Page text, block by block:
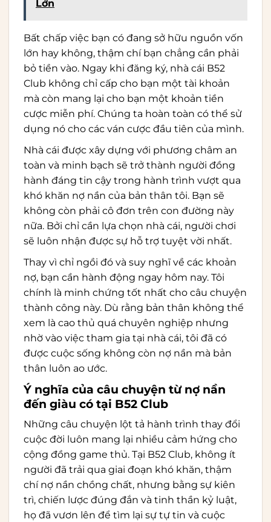
Lớn
Bất chấp việc bạn có đang sở hữu nguồn vốn
lớn hay không, thậm chí bạn chẳng cần phải
bỏ tiền vào. Ngay khi đăng ký, nhà cái B52
Club không chỉ cấp cho bạn một tài khoản
mà còn mang lại cho bạn một khoản tiền
cược miễn phí. Chúng ta hoàn toàn có thể sử
dụng nó cho các ván cược đầu tiên của mình.
Nhà cái được xây dựng với phương châm an
toàn và minh bạch sẽ trở thành người đồng
hành đáng tin cậy trong hành trình vượt qua
khó khăn nợ nần của bản thân tôi. Bạn sẽ
không còn phải cô đơn trên con đường này
nữa. Bởi chỉ cần lựa chọn nhà cái, người chơi
sẽ luôn nhận được sự hỗ trợ tuyệt vời nhất.
Thay vì chỉ ngồi đó và suy nghĩ về các khoản
nợ, bạn cần hành động ngay hôm nay. Tôi
chính là minh chứng tốt nhất cho câu chuyện
thành công này. Dù rằng bản thân không thể
xem là cao thủ quá chuyên nghiệp nhưng
nhờ vào việc tham gia tại nhà cái, tôi đã có
được cuộc sống không còn nợ nần mà bản
thân luôn ao ước.
Ý nghĩa của câu chuyện từ nợ nần
đến giàu có tại B52 Club
Những câu chuyện lột tả hành trình thay đổi
cuộc đời luôn mang lại nhiều cảm hứng cho
cộng đồng game thủ. Tại B52 Club, không ít
người đã trải qua giai đoạn khó khăn, thậm
chí nợ nần chồng chất, nhưng bằng sự kiên
trì, chiến lược đúng đắn và tinh thần kỷ luật,
họ đã vươn lên để tìm lại sự tự tin và cuộc